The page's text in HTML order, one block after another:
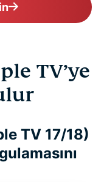
TV’ye
TV 17/18)